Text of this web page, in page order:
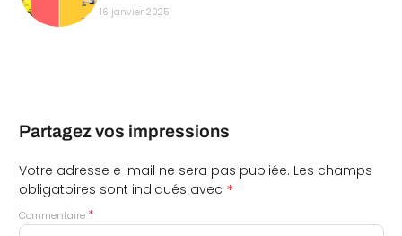
16 janvier 2025
Partagez vos impressions
Votre adresse e-mail ne sera pas publiée. Les champs
obligatoires sont indiqués avec *
Commentaire *